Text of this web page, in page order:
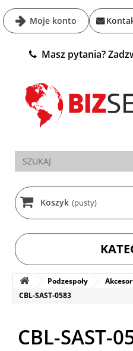
Moje konto
Masz pytania?
Koszyk (pusty)
Podzespoły
CBL-SAST-0583
CBL-SAST-